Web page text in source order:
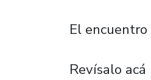
El
Revísalo acá